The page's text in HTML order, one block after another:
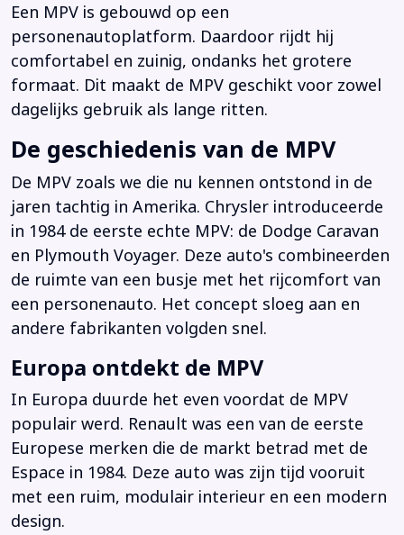
Een MPV is gebouwd op een
personenautoplatform. Daardoor rijdt hij
comfortabel en zuinig, ondanks het grotere
formaat. Dit maakt de MPV geschikt voor zowel
dagelijks gebruik als lange ritten.
De geschiedenis van de MPV
De MPV zoals we die nu kennen ontstond in de
jaren tachtig in Amerika. Chrysler introduceerde
in 1984 de eerste echte MPV: de Dodge Caravan
en Plymouth Voyager. Deze auto's combineerden
de ruimte van een busje met het rijcomfort van
een personenauto. Het concept sloeg aan en
andere fabrikanten volgden snel.
Europa ontdekt de MPV
In Europa duurde het even voordat de MPV
populair werd. Renault was een van de eerste
Europese merken die de markt betrad met de
Espace in 1984. Deze auto was zijn tijd vooruit
met een ruim, modulair interieur en een modern
design.